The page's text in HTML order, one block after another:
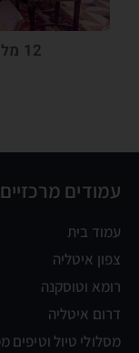
12 מלונות לחופשה זוגית בונציה
עמודים מרכזיים
עמוד בית
צפון איטליה
רומא וטוסקנה
דרום איטליה
מסלולי טיול וטיפים